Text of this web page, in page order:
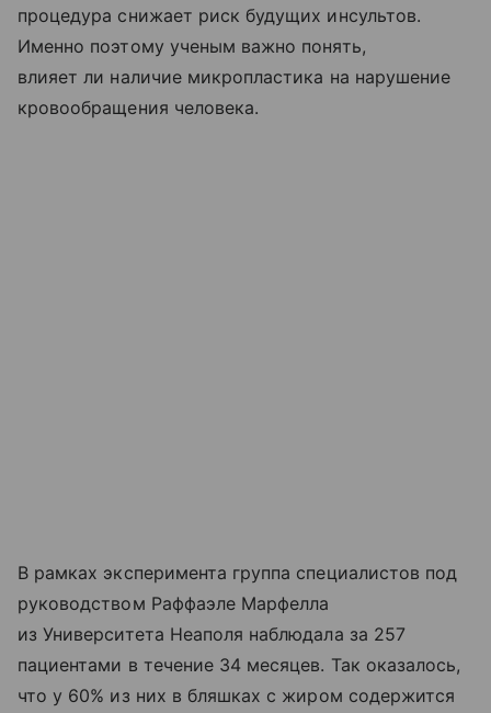
процедура снижает риск будущих инсультов.
Именно поэтому ученым важно понять,
влияет ли наличие микропластика на нарушение
кровообращения человека.
В рамках эксперимента группа специалистов под
руководством Раффаэле Марфелла
из Университета Неаполя наблюдала за 257
пациентами в течение 34 месяцев. Так оказалось,
что у 60% из них в бляшках с жиром содержится